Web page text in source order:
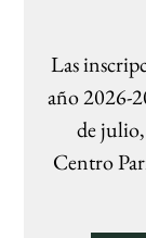
Las
año 2026-
de
Centro